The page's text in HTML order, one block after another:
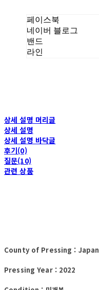
페이스북
네이버 블로그
밴드
라인
상세 설명 머리글
상세 설명
상세 설명 바닥글
후기(0)
질문(10)
관련 상품
County of Pressing : Japan
Pressing Year : 2022